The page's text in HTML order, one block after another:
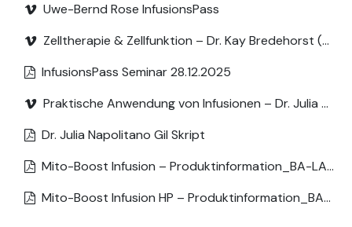
Uwe-Bernd Rose InfusionsPass
Zelltherapie & Zellfunktion – Dr. Kay Bredehorst (Live-Schulung)
InfusionsPass Seminar 28.12.2025
Praktische Anwendung von Infusionen – Dr. Julia Napolitano Gil (Live-Schulung)
Dr. Julia Napolitano Gil Skript
Mito-Boost Infusion – Produktinformation_BA-LAB_01-04-2026_DE (1)
Mito-Boost Infusion HP – Produktinformation_BA-LAB_01-04-2026_DE (1)